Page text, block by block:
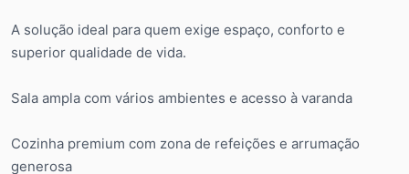
A solução ideal para quem exige espaço, conforto e
superior qualidade de vida.
Sala ampla com vários ambientes e acesso à varanda
Cozinha premium com zona de refeições e arrumação
generosa